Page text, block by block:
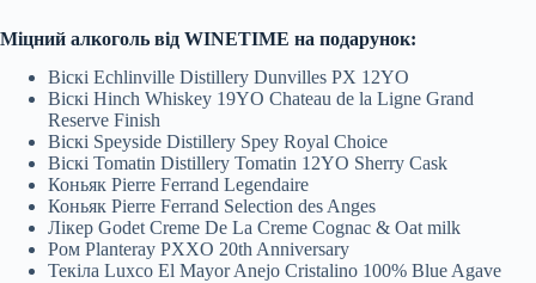
Міцний алкоголь від WINETIME на подарунок:
Віскі Echlinville Distillery Dunvilles PX 12YO
Віскі Hinch Whiskey 19YO Chateau de la Ligne Grand
Reserve Finish
Віскі Speyside Distillery Spey Royal Choice
Віскі Tomatin Distillery Tomatin 12YO Sherry Cask
Коньяк Pierre Ferrand Legendaire
Коньяк Pierre Ferrand Selection des Anges
Лікер Godet Creme De La Creme Cognac & Oat milk
Ром Planteray PXXO 20th Anniversary
Текіла Luxco El Mayor Anejo Cristalino 100% Blue Agave